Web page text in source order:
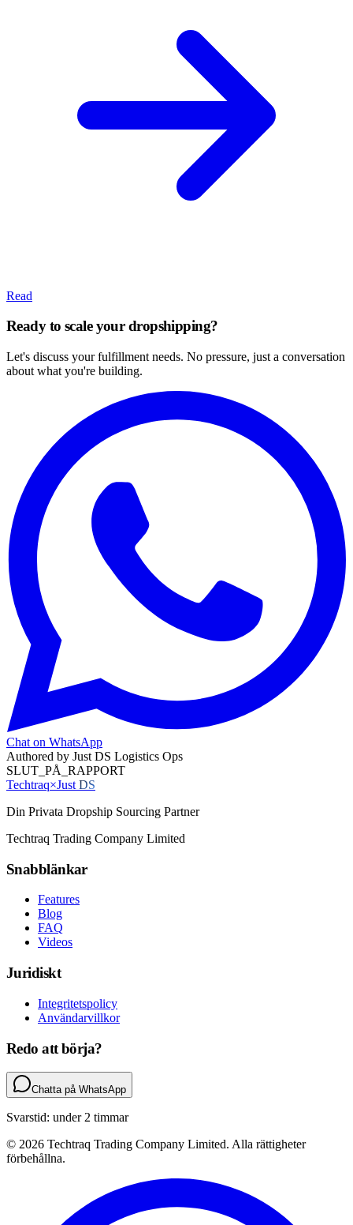
Read
Ready to scale your dropshipping?
Let's discuss your fulfillment needs. No pressure, just a conversation
about what you're building.
Chat on WhatsApp
Authored by Just DS Logistics Ops
SLUT_PÅ_RAPPORT
Techtraq×Just DS
Din Privata Dropship Sourcing Partner
Techtraq Trading Company Limited
Snabblänkar
Features
Blog
FAQ
Videos
Juridiskt
Integritetspolicy
Användarvillkor
Redo att börja?
Chatta på WhatsApp
Svarstid: under 2 timmar
© 2026 Techtraq Trading Company Limited. Alla rättigheter
förbehållna.